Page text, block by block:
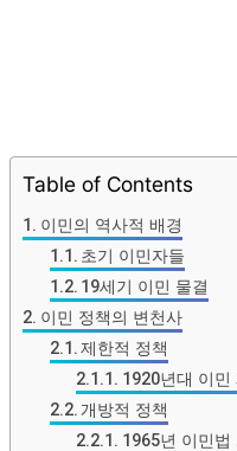
Table of Contents
이민의 역사적 배경
초기 이민자들
19세기 이민 물결
이민 정책의 변천사
제한적 정책
1920년대 이민
개방적 정책
1965년 이민법